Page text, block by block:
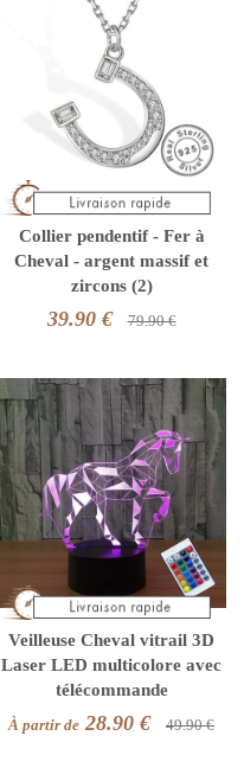
Collier pendentif - Fer à
Cheval - argent massif et
zircons (2)
39.90 € 79.90 €
Veilleuse Cheval vitrail 3D
Laser LED multicolore avec
télécommande
À partir de 28.90 € 49.90 €